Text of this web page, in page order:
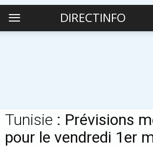
DIRECTINFO
Tunisie : Prévisions
pour le vendredi 1er